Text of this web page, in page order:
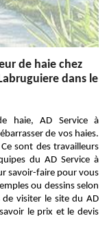
de haie chez
dans le
haie, AD Service à
de vos haies.
sont des travailleurs
du AD Service à
savoir-faire pour vous
ou dessins selon
visiter le site du AD
le prix et le devis